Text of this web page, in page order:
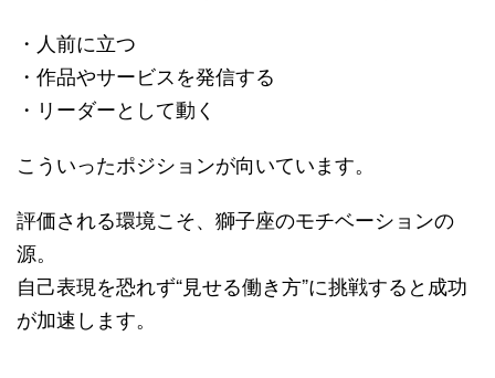
・人前に立つ
・作品やサービスを発信する
・リーダーとして動く
こういったポジションが向いています。
評価される環境こそ、獅子座のモチベーションの
源。
自己表現を恐れず“見せる働き方”に挑戦すると成功
が加速します。